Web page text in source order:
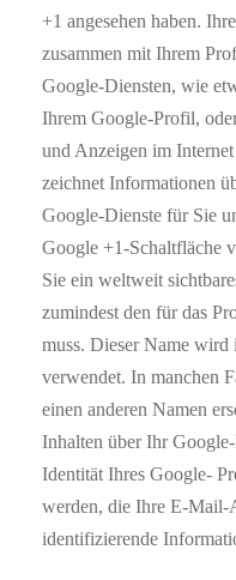
+1 angesehen haben.
zusammen mit Ihrem
Google-Diensten, wie
Ihrem Google-Profil,
und Anzeigen im
zeichnet Informationen
Google-Dienste für Sie
Google +1-Schaltfläche
Sie ein weltweit
zumindest den für das
muss. Dieser Name
verwendet. In manchen
einen anderen Namen
Inhalten über Ihr
Identität Ihres Google-
werden, die Ihre E-Mail-
identifizierende